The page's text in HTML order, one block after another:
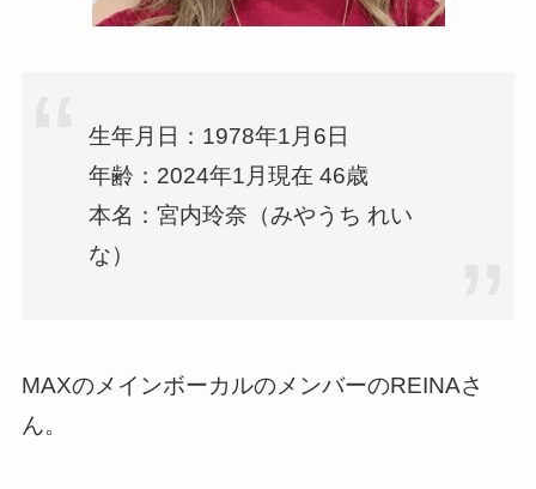
生年月日：1978年1月6日
年齢：2024年1月現在 46歳
本名：宮内玲奈（みやうち れい
な）
MAXのメインボーカルのメンバーのREINAさ
ん。